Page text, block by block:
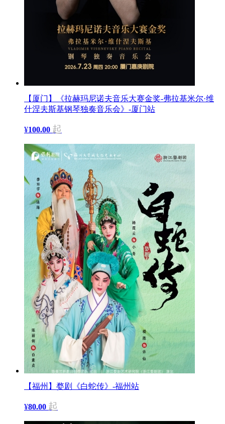
【厦门】《拉赫玛尼诺夫音乐大赛金奖-弗拉基米尔·维
什涅夫斯基钢琴独奏音乐会》-厦门站
¥100.00 起
【福州】婺剧《白蛇传》-福州站
¥80.00 起